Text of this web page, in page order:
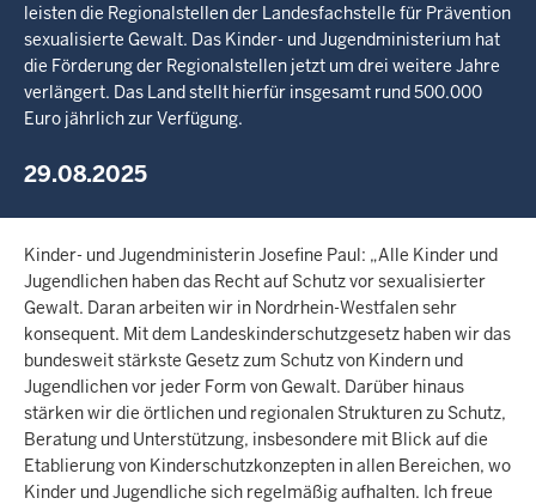
leisten die Regionalstellen der Landesfachstelle für Prävention
sexualisierte Gewalt. Das Kinder- und Jugendministerium hat
die Förderung der Regionalstellen jetzt um drei weitere Jahre
verlängert. Das Land stellt hierfür insgesamt rund 500.000
Euro jährlich zur Verfügung.
29.08.2025
Kinder- und Jugendministerin Josefine Paul: „Alle Kinder und
Jugendlichen haben das Recht auf Schutz vor sexualisierter
Gewalt. Daran arbeiten wir in Nordrhein-Westfalen sehr
konsequent. Mit dem Landeskinderschutzgesetz haben wir das
bundesweit stärkste Gesetz zum Schutz von Kindern und
Jugendlichen vor jeder Form von Gewalt. Darüber hinaus
stärken wir die örtlichen und regionalen Strukturen zu Schutz,
Beratung und Unterstützung, insbesondere mit Blick auf die
Etablierung von Kinderschutzkonzepten in allen Bereichen, wo
Kinder und Jugendliche sich regelmäßig aufhalten. Ich freue